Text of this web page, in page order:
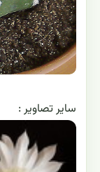
ساير تصاوير :